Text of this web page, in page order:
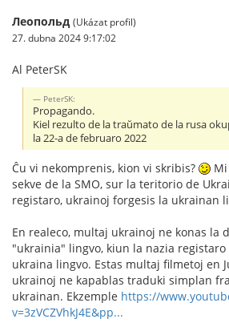
Леопольд (Ukázat profil)
27. dubna 2024 9:17:02
Al PeterSK
PeterSK:
Propagando.
Kiel rezulto de la traŭmato de la rusa
la 22-a de februaro 2022
Ĉu vi nekomprenis, kion vi skribis?
sekve de la SMO, sur la teritorio de
registaro, ukrainoj forgesis la ukrainan
En realeco, multaj ukrainoj ne konas la
"ukrainia" lingvo, kiun la nazia
ukraina lingvo. Estas multaj filmetoj en
ukrainoj ne kapablas traduki simplan
ukrainan. Ekzemple https://
v=3zVCZVhkJ4E&pp...